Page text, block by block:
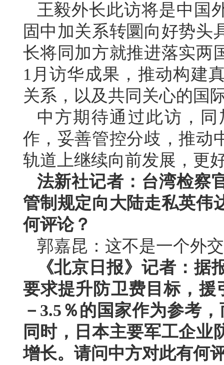
王毅外长此访将是中国
固中加关系转圜向好势头
长将同加方就推进落实两
1月访华成果，推动构建
关系，以及共同关心的国
中方期待通过此访，
作，妥善管控分歧，推动
轨道上继续向前发展，更
法新社记者：台湾检察
管制规定向大陆走私英伟
何评论？
郭嘉昆：这不是一个外
《北京日报》记者：
要求提升防卫费目标，援
－3.5％的国家作为参考
同时，日本主要军工企业
增长。请问中方对此有何